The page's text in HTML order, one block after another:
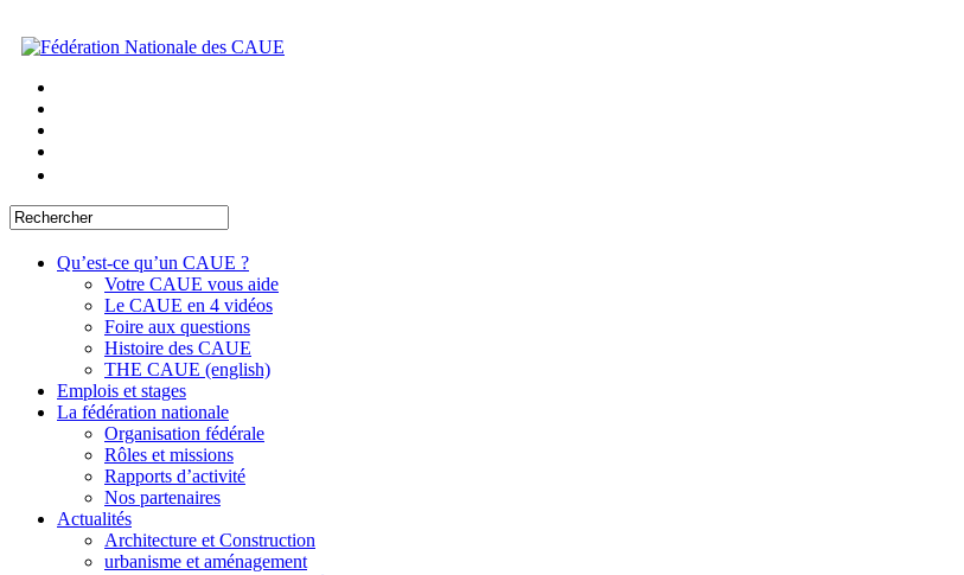
Qu’est-ce qu’un CAUE ?
Votre CAUE vous aide
Le CAUE en 4 vidéos
Foire aux questions
Histoire des CAUE
THE CAUE (english)
Emplois et stages
La fédération nationale
Organisation fédérale
Rôles et missions
Rapports d’activité
Nos partenaires
Actualités
Architecture et Construction
urbanisme et aménagement